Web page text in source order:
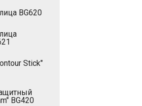
BG620
Stick"
BG420